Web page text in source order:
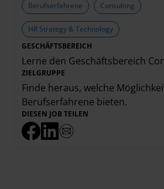
Berufserfahrene
Consulting
HR Strategy & Technology
GESCHÄFTSBEREICH
Lerne den Geschäftsbereich
ZIELGRUPPE
Finde heraus, welche
Berufserfahrene bieten.
DIESEN JOB TEILEN